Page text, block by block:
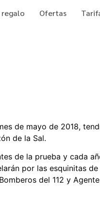
regalo Ofertas
de mayo de 2018,
de la Sal.
de la prueba y cada
por las esquinitas
del 112 y